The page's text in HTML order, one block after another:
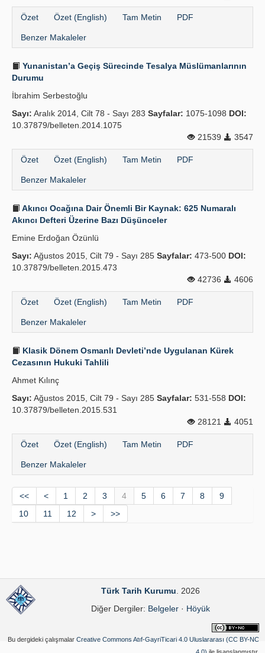
Özet Özet (English) Tam Metin PDF
Benzer Makaleler
Yunanistan’a Geçiş Sürecinde Tesalya Müslümanlarının
Durumu
İbrahim Serbestoğlu
Sayı: Aralık 2014, Cilt 78 - Sayı 283 Sayfalar: 1075-1098 DOI:
10.37879/belleten.2014.1075
21539
3547
Özet Özet (English) Tam Metin PDF
Benzer Makaleler
Akıncı Ocağına Dair Önemli Bir Kaynak: 625 Numaralı
Akıncı Defteri Üzerine Bazı Düşünceler
Emine Erdoğan Özünlü
Sayı: Ağustos 2015, Cilt 79 - Sayı 285 Sayfalar: 473-500 DOI:
10.37879/belleten.2015.473
42736
4606
Özet Özet (English) Tam Metin PDF
Benzer Makaleler
Klasik Dönem Osmanlı Devleti’nde Uygulanan Kürek
Cezasının Hukuki Tahlili
Ahmet Kılınç
Sayı: Ağustos 2015, Cilt 79 - Sayı 285 Sayfalar: 531-558 DOI:
10.37879/belleten.2015.531
28121
4051
Özet Özet (English) Tam Metin PDF
Benzer Makaleler
<< < 1 2 3 4 5 6 7 8
9
10
11 12 > >>
Türk Tarih Kurumu . 2026
Diğer Dergiler: Belgeler· Höyük
Bu dergideki çalışmalar Creative Commons Atıf-GayriTicari 4.0 Uluslararası (CC BY-NC